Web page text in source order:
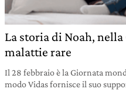
La storia di Noah,
malattie rare
Il 28 febbraio è la Giornata
modo Vidas fornisce il suo